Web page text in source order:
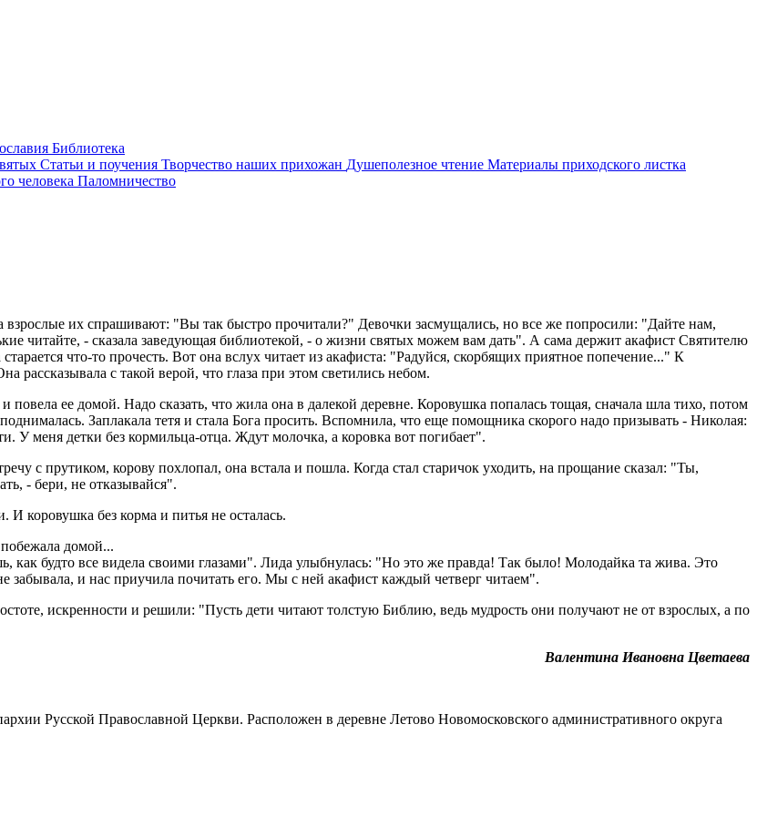
Библиотека
Статьи и поучения Творчество наших прихожан Душеполезное чтение Материалы приходского листка
человека Паломничество
их спрашивают: "Вы так быстро прочитали?" Девочки засмущались, но все же попросили: "Дайте нам,
читайте, - сказала заведующая библиотекой, - о жизни святых можем вам дать". А сама держит акафист Святителю
что-то прочесть. Вот она вслух читает из акафиста: "Радуйся, скорбящих приятное попечение..." К
с такой верой, что глаза при этом светились небом.
повела ее домой. Надо сказать, что жила она в далекой деревне. Коровушка попалась тощая, сначала шла тихо, потом
Заплакала тетя и стала Бога просить. Вспомнила, что еще помощника скорого надо призывать - Николая:
меня детки без кормильца-отца. Ждут молочка, а коровка вот погибает".
с прутиком, корову похлопал, она встала и пошла. Когда стал старичок уходить, на прощание сказал: "Ты,
- бери, не отказывайся".
И коровушка без корма и питья не осталась.
домой...
будто все видела своими глазами". Лида улыбнулась: "Но это же правда! Так было! Молодайка та жива. Это
забывала, и нас приучила почитать его. Мы с ней акафист каждый четверг читаем".
искренности и решили: "Пусть дети читают толстую Библию, ведь мудрость они получают не от взрослых, а по
Валентина Ивановна Цветаева
Русской Православной Церкви. Расположен в деревне Летово Новомосковского административного округа